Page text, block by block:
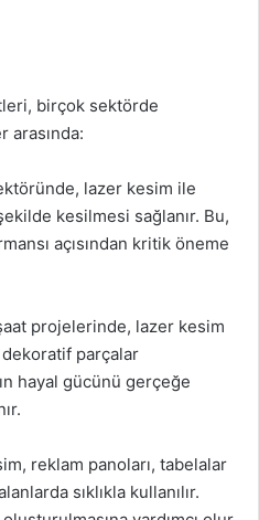
birçok sektörde
arasında:
lazer kesim ile
kesilmesi sağlanır. Bu,
açısından kritik öneme
projelerinde, lazer kesim
dekoratif parçalar
hayal gücünü gerçeğe
reklam panoları, tabelalar
sıklıkla kullanılır.